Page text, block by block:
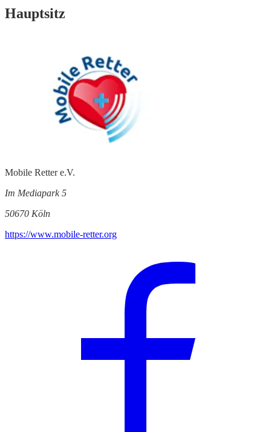
Hauptsitz
Mobile Retter e.V.
Im Mediapark 5
50670 Köln
https://www.mobile-retter.org